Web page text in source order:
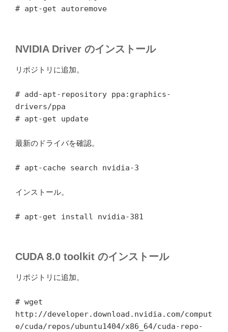
# apt-get autoremove
NVIDIA Driver のインストール
リポジトリに追加。
# add-apt-repository ppa:graphics-
drivers/ppa
# apt-get update
最新のドライバを確認。
# apt-cache search nvidia-3
インストール。
# apt-get install nvidia-381
CUDA 8.0 toolkit のインストール
リポジトリに追加。
# wget
http://developer.download.nvidia.com/comput
e/cuda/repos/ubuntu1404/x86_64/cuda-repo-